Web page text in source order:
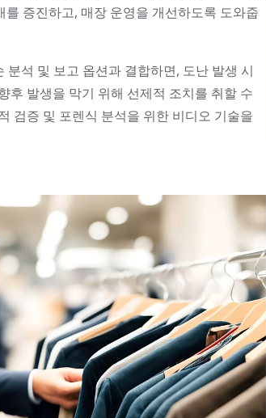
를 증진하고, 매장 운영을 개선하도록 도와줍
석 및 보고 옵션과 결합하면, 도난 발생 시
후 발생을 막기 위해 선제적 조치를 취할 수
검증 및 포렌식 분석을 위한 비디오 기술을